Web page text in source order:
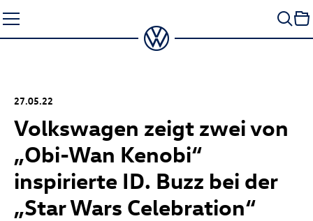
Seiteninhalt
springen
27.05.22
Volkswagen zeigt zwei von
„Obi-Wan Kenobi“
inspirierte ID. Buzz bei der
„Star Wars Celebration“